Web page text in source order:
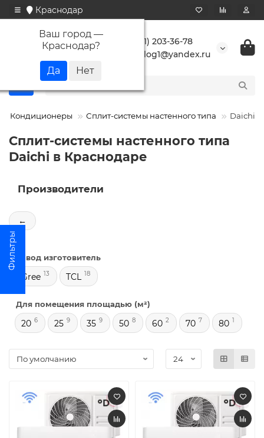
Краснодар
Ваш город —
Краснодар?
+7 (861) 203-36-78
buranlog1@yandex.ru
Кондиционеры Сплит-системы настенного типа Daichi
Сплит-системы настенного типа
Daichi в Краснодаре
Производители
←
Завод изготовитель
Gree 13 TCL 18
Для помещения площадью (м²)
20 6 25 9 35 9 50 8 60 2 70 7 80 1